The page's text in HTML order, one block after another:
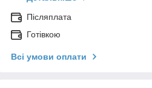
Післяплата
Готівкою
Всі умови оплати